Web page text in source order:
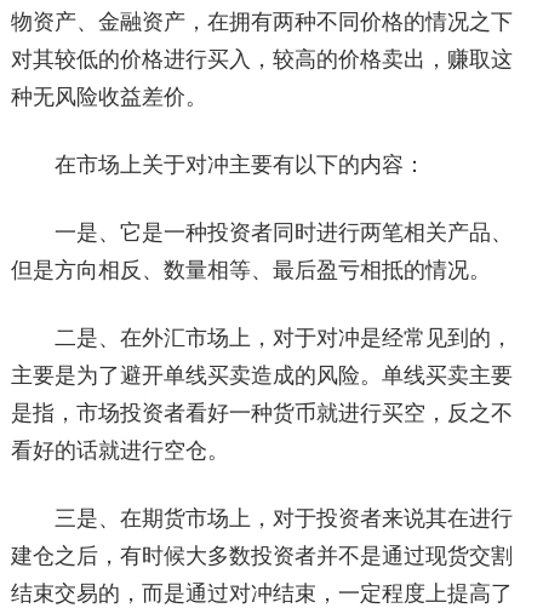
物资产、金融资产，在拥有两种不同价格的情况之下
对其较低的价格进行买入，较高的价格卖出，赚取这
种无风险收益差价。
在市场上关于对冲主要有以下的内容：
一是、它是一种投资者同时进行两笔相关产品、
但是方向相反、数量相等、最后盈亏相抵的情况。
二是、在外汇市场上，对于对冲是经常见到的，
主要是为了避开单线买卖造成的风险。单线买卖主要
是指，市场投资者看好一种货币就进行买空，反之不
看好的话就进行空仓。
三是、在期货市场上，对于投资者来说其在进行
建仓之后，有时候大多数投资者并不是通过现货交割
结束交易的，而是通过对冲结束，一定程度上提高了